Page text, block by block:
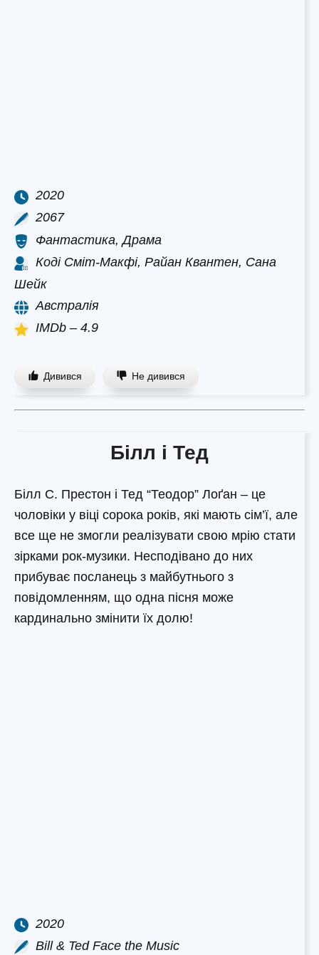
2020
2067
Фантастика, Драма
Коді Сміт-Макфі, Райан Квантен, Сана
Шейк
Австралія
IMDb – 4.9
Дивився Не дивився
Білл і Тед
Білл С. Престон і Тед “Теодор” Лоґан – це
чоловіки у віці сорока років, які мають сім’ї, але
все ще не змогли реалізувати свою мрію стати
зірками рок-музики. Несподівано до них
прибуває посланець з майбутнього з
повідомленням, що одна пісня може
кардинально змінити їх долю!
2020
Bill & Ted Face the Music